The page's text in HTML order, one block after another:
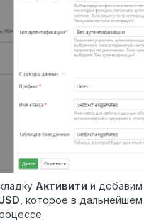
Активити и добавим
, которое в